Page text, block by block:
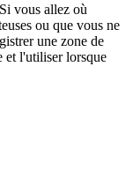
vous allez où
ou que vous ne
une zone de
et l'utiliser lorsque